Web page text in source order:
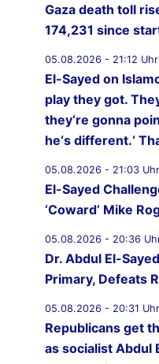
Gaza death toll
174,231 since
05.08.2026 - 21:12
El-Sayed on
play they got.
they‘re gonna
he‘s different.‘
05.08.2026 - 21:03
El-Sayed
‘Coward’ Mike
05.08.2026 - 20:36
Dr. Abdul El-
Primary, Defeats
05.08.2026 - 20:31
Republicans get
as socialist Abdul